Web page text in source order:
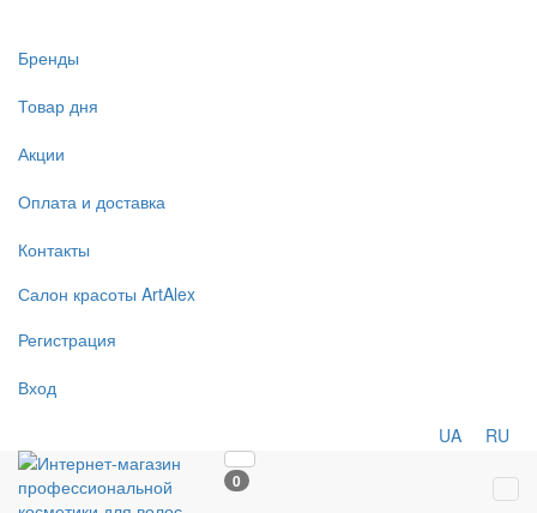
Бренды
Товар дня
Акции
Оплата и доставка
Контакты
Салон красоты ArtAlex
Регистрация
Вход
UA RU
0